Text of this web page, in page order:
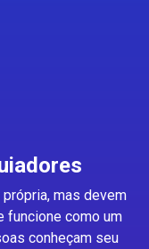
mas devem
funcione como um
conheçam seu